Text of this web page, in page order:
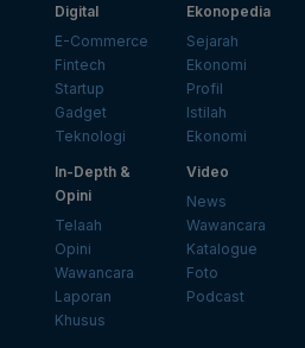
Digital
E-Commerce
Fintech
Startup
Gadget
Teknologi
Ekonopedia
Sejarah
Ekonomi
Profil
Istilah
Ekonomi
In-Depth &
Opini
Telaah
Opini
Wawancara
Laporan
Khusus
Video
News
Wawancara
Katalogue
Foto
Podcast